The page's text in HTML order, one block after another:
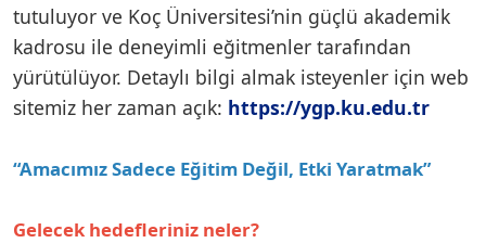
tutuluyor ve Koç Üniversitesi’nin güçlü akademik
kadrosu ile deneyimli eğitmenler tarafından
yürütülüyor. Detaylı bilgi almak isteyenler için web
sitemiz her zaman açık: https://ygp.ku.edu.tr
“Amacımız Sadece Eğitim Değil, Etki Yaratmak”
Gelecek hedefleriniz neler?